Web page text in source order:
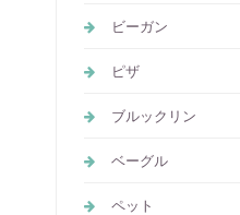
ビーガン
ピザ
ブルックリン
ベーグル
ペット